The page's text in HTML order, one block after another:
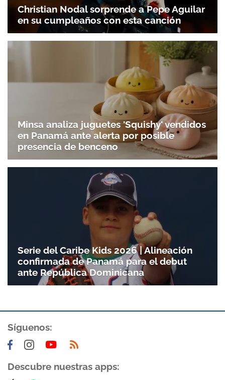
Gracias por suscribirte a nuestro boletín.
ACEPTAR
Christian Nodal sorprende a Pepe Aguilar
en su cumpleaños con esta canción
Minsa analiza juguetes 'Squishy' vendidos
en Panamá ante alerta por posible
presencia de benceno
Serie del Caribe Kids 2026 | Alineación
confirmada de Panamá para el debut
ante República Dominicana
Síguenos:
Descubre nuestras apps: